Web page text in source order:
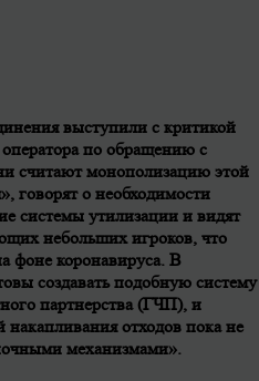
выступили с критикой
оператора по обращению с
считают монополизацию этой
говорят о необходимости
системы утилизации и видят
небольших игроков, что
фоне коронавируса. В
создавать подобную систему
партнерства (ГЧП), и
отходов пока не
механизмами».